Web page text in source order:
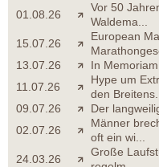
01.08.26
Vor 50
Waldema...
15.07.26
European
13.07.26
In
11.07.26
Hype um
den
09.07.26
Der
02.07.26
Männer
oft ein wi...
24.03.26
Große